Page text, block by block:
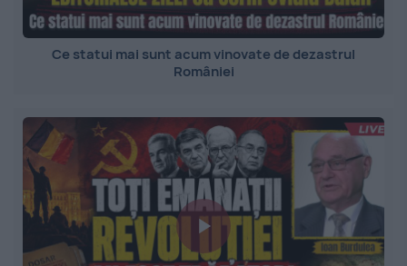
Ce statui mai sunt acum vinovate de dezastrul
României